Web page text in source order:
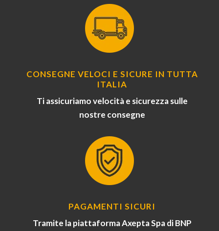
CONSEGNE VELOCI E SICURE IN TUTTA
ITALIA
Ti assicuriamo velocità e sicurezza sulle
nostre consegne
PAGAMENTI SICURI
Tramite la piattaforma Axepta Spa di BNP